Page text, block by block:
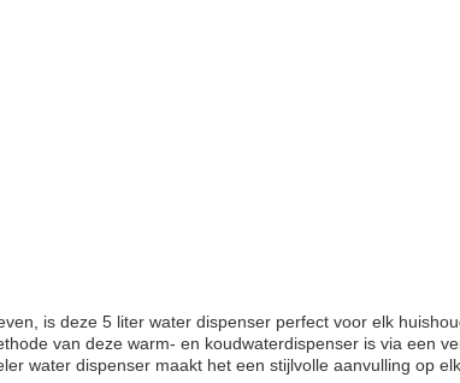
is deze 5 liter water dispenser perfect voor elk
van deze warm- en koudwaterdispenser is via een
water dispenser maakt het een stijlvolle aanvulling op